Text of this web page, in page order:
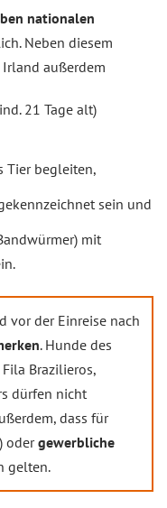
nationalen
Neben diesem
außerdem
21 Tage alt)
Tier begleiten,
sein und
mit
vor der Einreise nach
. Hunde des
Brazilieros,
dürfen nicht
dass für
odergewerbliche
gelten.